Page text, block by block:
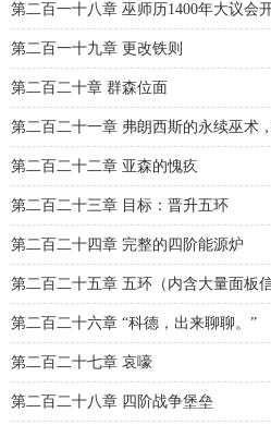
第二百一十八章 巫师历1400年大议会
第二百一十九章 更改铁则
第二百二十章 群森位面
第二百二十一章 弗朗西斯的永续巫术
第二百二十二章 亚森的愧疚
第二百二十三章 目标：晋升五环
第二百二十四章 完整的四阶能源炉
第二百二十五章 五环（内含大量面板信
第二百二十六章 “科德，出来聊聊。”
第二百二十七章 哀嚎
第二百二十八章 四阶战争堡垒